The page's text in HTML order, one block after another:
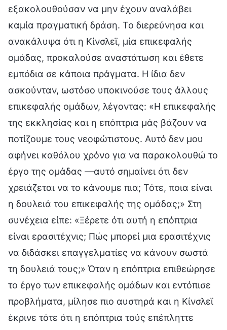
εξακολουθούσαν να μην έχουν αναλάβει
καμία πραγματική δράση. Το διερεύνησα και
ανακάλυψα ότι η Κίνσλεϊ, μία επικεφαλής
ομάδας, προκαλούσε αναστάτωση και έθετε
εμπόδια σε κάποια πράγματα. Η ίδια δεν
ασκούνταν, ωστόσο υποκινούσε τους άλλους
επικεφαλής ομάδων, λέγοντας: «Η επικεφαλής
της εκκλησίας και η επόπτρια μάς βάζουν να
ποτίζουμε τους νεοφώτιστους. Αυτό δεν μου
αφήνει καθόλου χρόνο για να παρακολουθώ το
έργο της ομάδας —αυτό σημαίνει ότι δεν
χρειάζεται να το κάνουμε πια; Τότε, ποια είναι
η δουλειά του επικεφαλής της ομάδας;» Στη
συνέχεια είπε: «Ξέρετε ότι αυτή η επόπτρια
είναι ερασιτέχνις; Πώς μπορεί μια ερασιτέχνις
να διδάσκει επαγγελματίες να κάνουν σωστά
τη δουλειά τους;» Όταν η επόπτρια επιθεώρησε
το έργο των επικεφαλής ομάδων και εντόπισε
προβλήματα, μίλησε πιο αυστηρά και η Κίνσλεϊ
έκρινε τότε ότι η επόπτρια τούς επέπληττε